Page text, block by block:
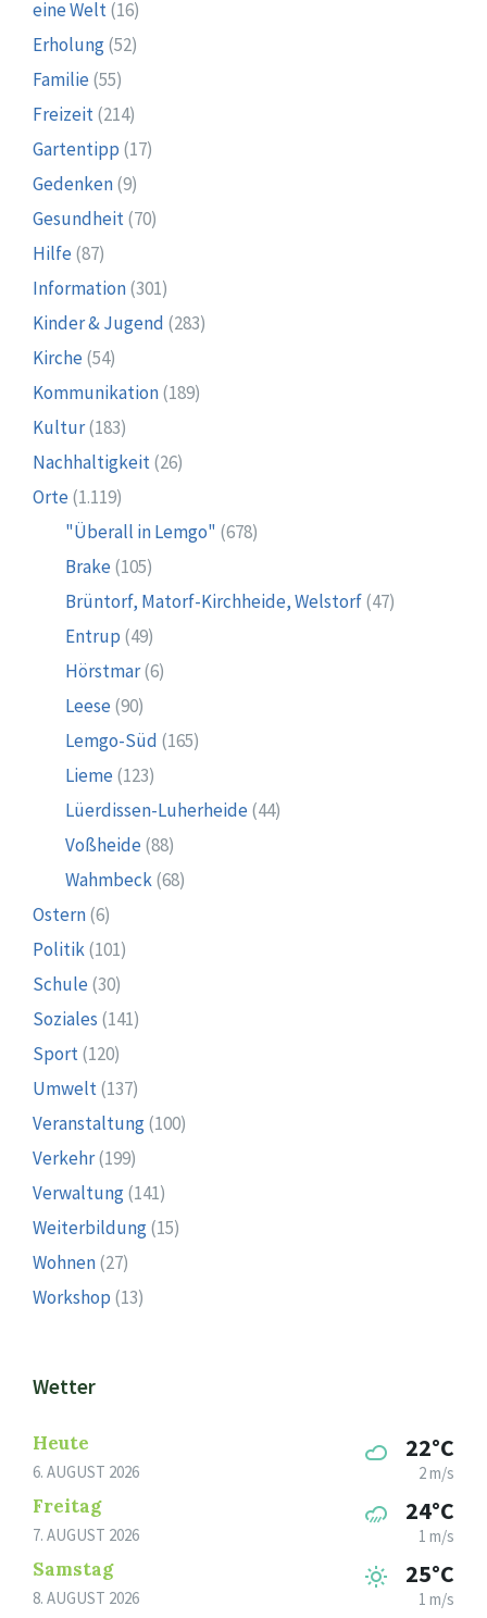
eine Welt(16)
Erholung(52)
Familie (55)
Freizeit(214)
Gartentipp (17)
Gedenken(9)
Gesundheit(70)
Hilfe (87)
Information(301)
Kinder & Jugend (283)
Kirche (54)
Kommunikation(189)
Kultur(183)
Nachhaltigkeit(26)
Orte (1.119)
"Überall in Lemgo" (678)
Brake (105)
Brüntorf, Matorf-Kirchheide, Welstorf(47)
Entrup (49)
Hörstmar(6)
Leese (90)
Lemgo-Süd (165)
Lieme (123)
Lüerdissen-Luherheide (44)
Voßheide (88)
Wahmbeck(68)
Ostern(6)
Politik(101)
Schule (30)
Soziales (141)
Sport(120)
Umwelt(137)
Veranstaltung(100)
Verkehr(199)
Verwaltung(141)
Weiterbildung(15)
Wohnen(27)
Workshop (13)
Wetter
Heute
6. AUGUST 2026
22°C
2 m/s
Freitag
7. AUGUST 2026
24°C
1 m/s
Samstag
8. AUGUST 2026
25°C
1 m/s